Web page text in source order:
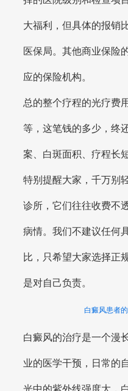
大福利，但具体的报销
医保局。其他商业保险
应的保险机构。
总的整个疗程的光疗费
等，这笔钱的多少，终
案、白斑面积、疗程长
特别提醒大家，千万别
诊所，它们往往收费不
病情。我们不建议任何
比，只希望大家选择正
是对自己负责。
白癜风患者
白癜风的治疗是一个漫
业的医学干预，日常的